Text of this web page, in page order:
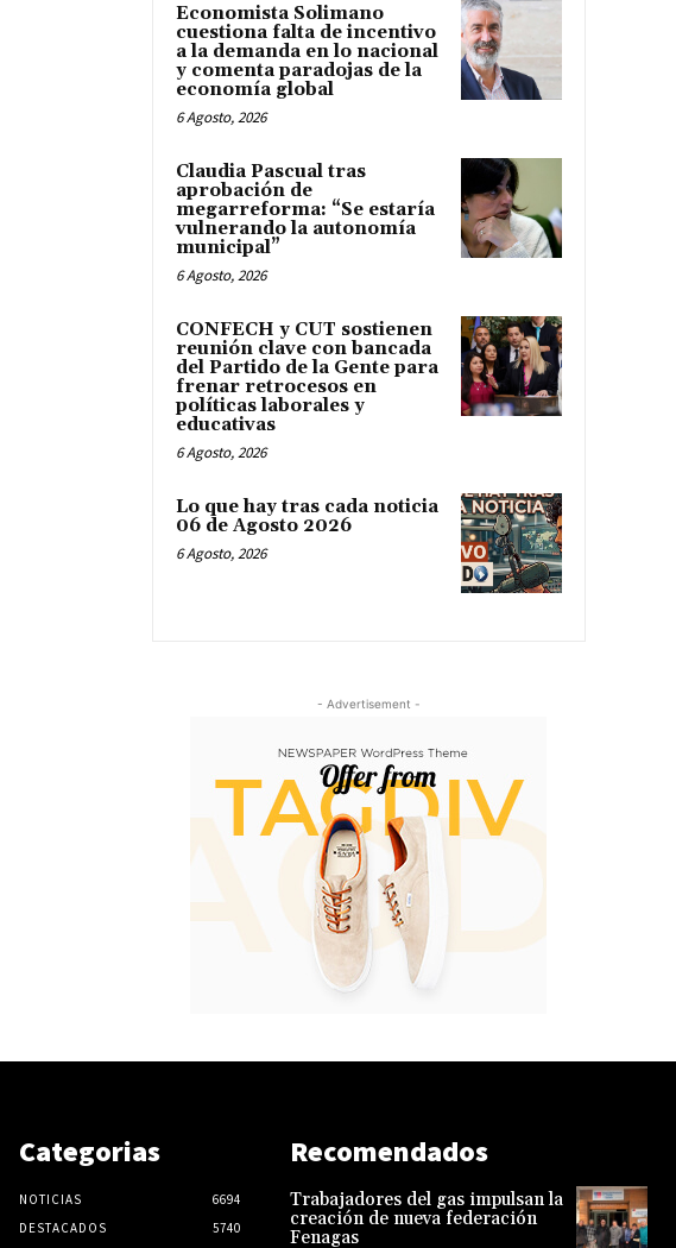
Economista Solimano
cuestiona falta de incentivo
a la demanda en lo nacional
y comenta paradojas de la
economía global
6 Agosto, 2026
Claudia Pascual tras
aprobación de
megarreforma: “Se estaría
vulnerando la autonomía
municipal”
6 Agosto, 2026
CONFECH y CUT sostienen
reunión clave con bancada
del Partido de la Gente para
frenar retrocesos en
políticas laborales y
educativas
6 Agosto, 2026
Lo que hay tras cada noticia
06 de Agosto 2026
6 Agosto, 2026
- Advertisement -
Categorias
NOTICIAS
6694
DESTACADOS
5740
Recomendados
Trabajadores del gas impulsan la
creación de nueva federación
Fenagas